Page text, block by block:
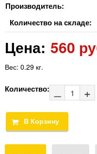
Производитель:
Количество на складе:
Цена: 560
Вес: 0.29 кг.
Количество: